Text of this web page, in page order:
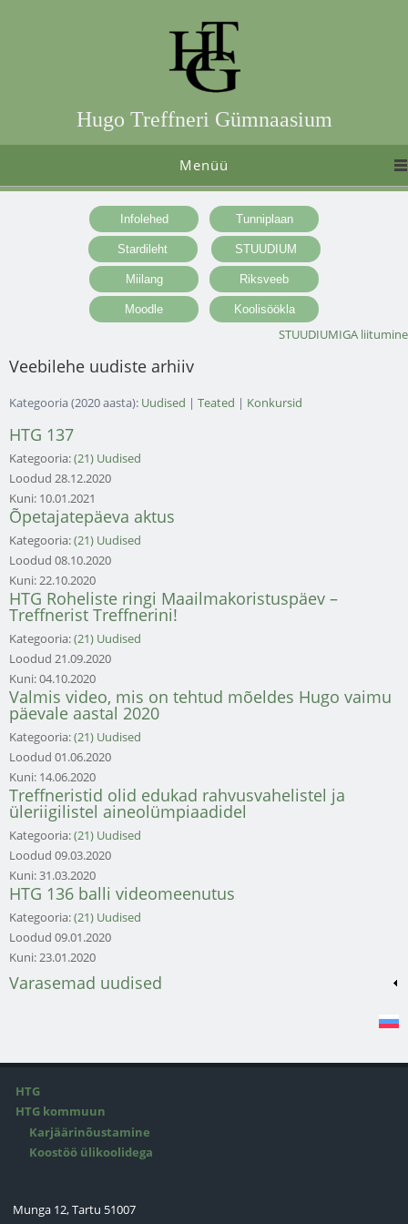
Hugo Treffneri Gümnaasium
Menüü
STUUDIUMIGA liitumine
Veebilehe uudiste arhiiv
Kategooria (2020 aasta): Uudised | Teated | Konkursid
HTG 137
Kategooria:(21) Uudised
Loodud 28.12.2020
Kuni: 10.01.2021
Õpetajatepäeva aktus
Kategooria:(21) Uudised
Loodud 08.10.2020
Kuni:22.10.2020
HTG Roheliste ringi Maailmakoristuspäev –
Treffnerist Treffnerini!
Kategooria:(21) Uudised
Loodud 21.09.2020
Kuni:04.10.2020
Valmis video, mis on tehtud mõeldes Hugo vaimu
päevale aastal 2020
Kategooria:(21) Uudised
Loodud 01.06.2020
Kuni: 14.06.2020
Treffneristid olid edukad rahvusvahelistel ja
üleriigilistel aineolümpiaadidel
Kategooria:(21) Uudised
Loodud 09.03.2020
Kuni:31.03.2020
HTG 136 balli videomeenutus
Kategooria:(21) Uudised
Loodud 09.01.2020
Kuni:23.01.2020
Varasemad uudised
HTG
HTG kommuun
Karjäärinõustamine
Koostöö ülikoolidega
Munga 12, Tartu 51007